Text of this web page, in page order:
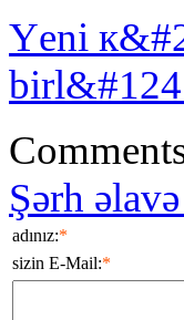
Yеni
Şərh
adınız:*
sizin E-Mail:*